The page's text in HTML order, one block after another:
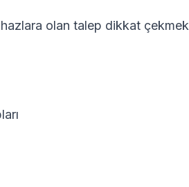
olan talep dikkat